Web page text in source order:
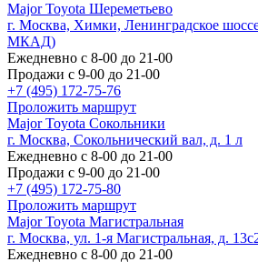
Major Toyota Шереметьево
г. Москва, Химки, Ленинградское
МКАД)
Ежедневно с 8-00 до 21-00
Продажи с 9-00 до 21-00
+7 (495) 172-75-76
Проложить маршрут
Major Toyota Сокольники
г. Москва, Сокольнический вал, д. 1 л
Ежедневно с 8-00 до 21-00
Продажи с 9-00 до 21-00
+7 (495) 172-75-80
Проложить маршрут
Major Toyota Магистральная
г. Москва, ул. 1-я Магистральная, д.
Ежедневно с 8-00 до 21-00